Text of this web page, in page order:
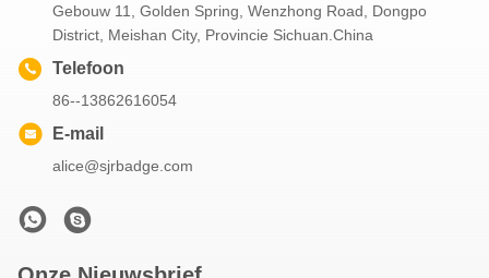
Gebouw 11, Golden Spring, Wenzhong Road, Dongpo
District, Meishan City, Provincie Sichuan.China
Telefoon
86--13862616054
E-mail
alice@sjrbadge.com